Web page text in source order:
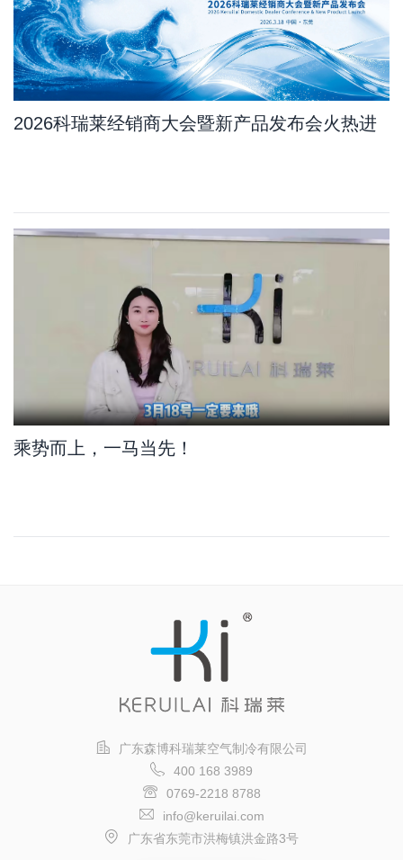
2026科瑞莱经销商大会暨新产品发布会火热进
乘势而上，一马当先！
广东森博科瑞莱空气制冷有限公司
400 168 3989
0769-2218 8788
info@keruilai.com
广东省东莞市洪梅镇洪金路3号